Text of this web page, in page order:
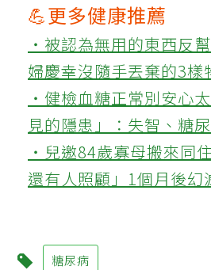
💪更多健康推薦
‧被認為無用的東西反
婦慶幸沒隨手丟棄的3樣
‧健檢血糖正常別安心
見的隱患」：失智、糖
‧兒邀84歲寡母搬來同
還有人照顧」1個月後幻
糖尿病